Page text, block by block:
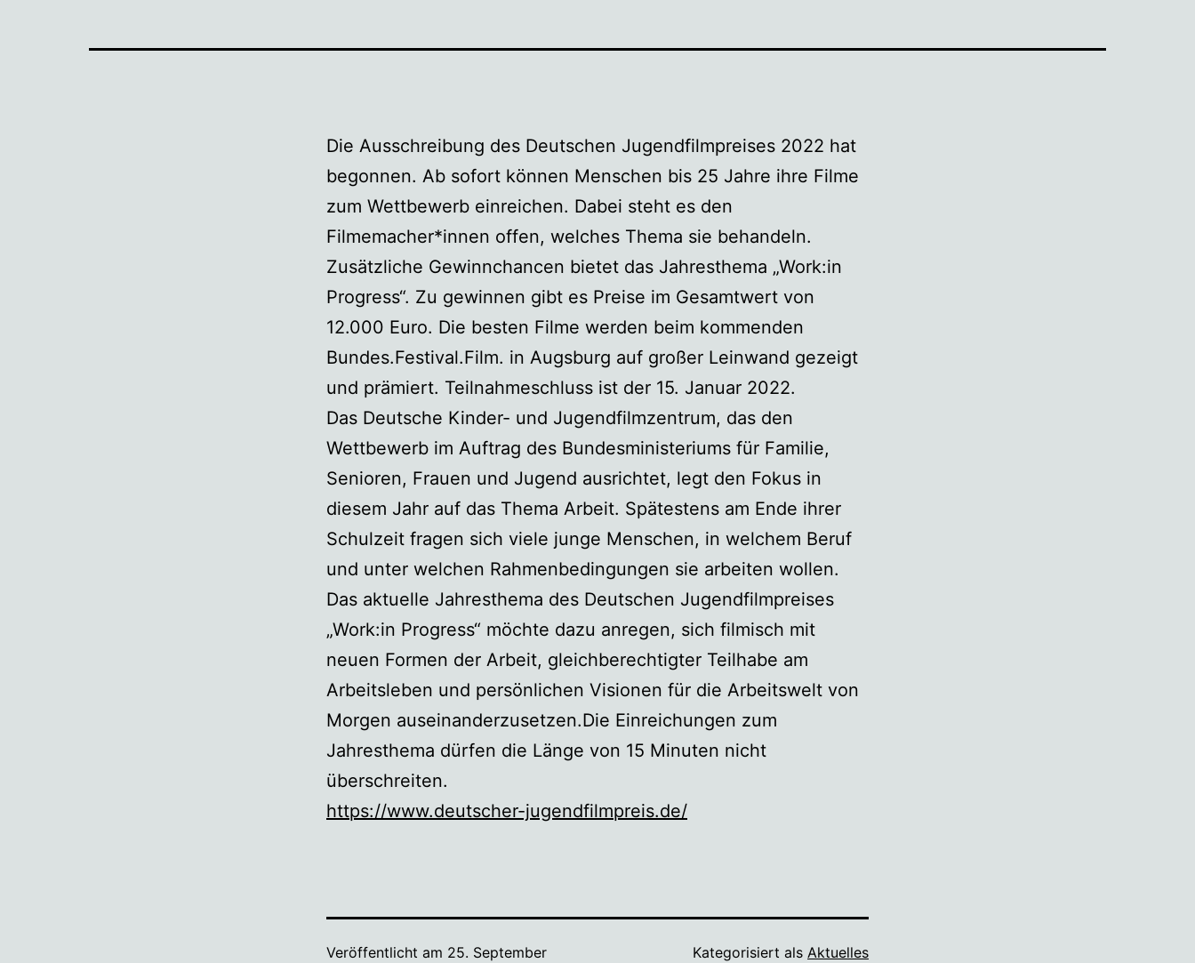
Die Ausschreibung des Deutschen Jugendfilmpreises 2022 hat
begonnen. Ab sofort können Menschen bis 25 Jahre ihre Filme
zum Wettbewerb einreichen. Dabei steht es den
Filmemacher*innen offen, welches Thema sie behandeln.
Zusätzliche Gewinnchancen bietet das Jahresthema „Work:in
Progress“. Zu gewinnen gibt es Preise im Gesamtwert von
12.000 Euro. Die besten Filme werden beim kommenden
Bundes.Festival.Film. in Augsburg auf großer Leinwand gezeigt
und prämiert. Teilnahmeschluss ist der 15. Januar 2022.
Das Deutsche Kinder- und Jugendfilmzentrum, das den
Wettbewerb im Auftrag des Bundesministeriums für Familie,
Senioren, Frauen und Jugend ausrichtet, legt den Fokus in
diesem Jahr auf das Thema Arbeit. Spätestens am Ende ihrer
Schulzeit fragen sich viele junge Menschen, in welchem Beruf
und unter welchen Rahmenbedingungen sie arbeiten wollen.
Das aktuelle Jahresthema des Deutschen Jugendfilmpreises
„Work:in Progress“ möchte dazu anregen, sich filmisch mit
neuen Formen der Arbeit, gleichberechtigter Teilhabe am
Arbeitsleben und persönlichen Visionen für die Arbeitswelt von
Morgen auseinanderzusetzen.Die Einreichungen zum
Jahresthema dürfen die Länge von 15 Minuten nicht
überschreiten.
https://www.deutscher-jugendfilmpreis.de/
Veröffentlicht am 25. September
Kategorisiert als Aktuelles